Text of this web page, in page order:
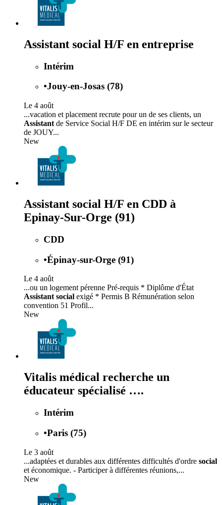
Assistant social H/F en entreprise
Intérim
•Jouy-en-Josas (78)
Le 4 août
...vacation et placement recrute pour un de ses clients, un
Assistant de Service Social H/F DE en intérim sur le secteur
de JOUY...
New
Assistant social H/F en CDD à
Epinay-Sur-Orge (91)
CDD
•Épinay-sur-Orge (91)
Le 4 août
...ou un logement pérenne Pré-requis * Diplôme d'État
Assistant social exigé * Permis B Rémunération selon
convention 51 Profil...
New
Vitalis médical recherche un
éducateur spécialisé ….
Intérim
•Paris (75)
Le 3 août
...adaptées et durables aux différentes difficultés d'ordre social
et économique. - Participer à différentes réunions,...
New